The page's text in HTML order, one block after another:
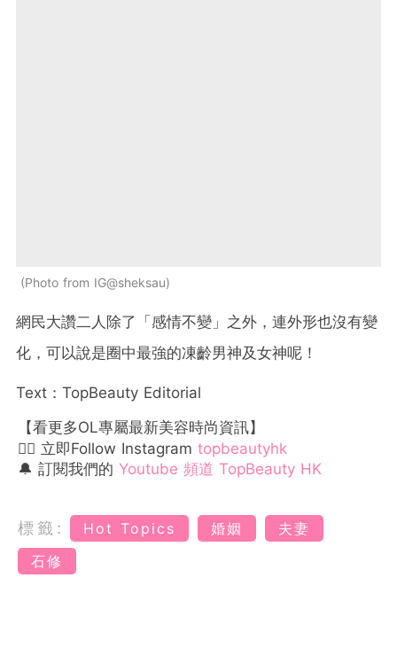
Photo from IG@sheksau
網民大讚二人除了「感情不變」之外，連外形也沒有變
化，可以說是圈中最強的凍齡男神及女神呢！
Text：TopBeauty Editorial
【看更多OL專屬最新美容時尚資訊】
👉🏻 立即Follow Instagram topbeautyhk
🔔 訂閱我們的 Youtube 頻道 TopBeauty HK
標籤: Hot Topics 婚姻
夫妻
石修